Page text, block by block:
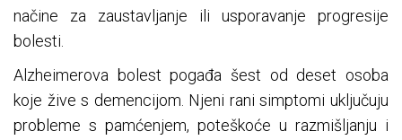
načine za zaustavljanje ili usporavanje progresije
bolesti.
Alzheimerova bolest pogađa šest od deset osoba
koje žive s demencijom. Njeni rani simptomi uključuju
probleme s pamćenjem, poteškoće u razmišljanju i